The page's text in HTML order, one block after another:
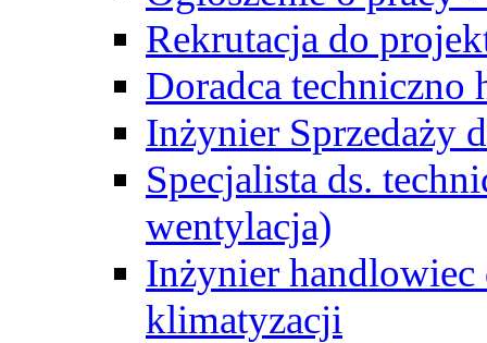
Rekrutacja do
Doradca techniczno
Inżynier Sprzedaży
Specjalista ds.
wentylacja)
Inżynier handlowiec
klimatyzacji